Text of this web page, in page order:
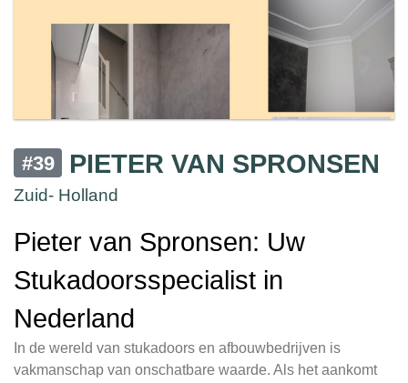
#39 PIETER VAN SPRONSEN
Zuid- Holland
Pieter van Spronsen: Uw
Stukadoorsspecialist in
Nederland
In de wereld van stukadoors en afbouwbedrijven is
vakmanschap van onschatbare waarde. Als het aankomt